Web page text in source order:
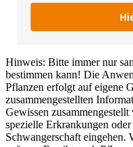
Hinweis: Bitte immer nur
bestimmen kann! Die
Pflanzen erfolgt auf eigene
zusammengestellten
Gewissen
spezielle Erkrankungen
Schwangerschaft